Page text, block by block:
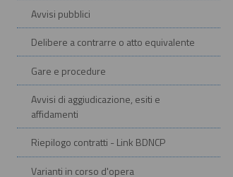
Avvisi pubblici
Delibere a contrarre o atto equivalente
Gare e procedure
Avvisi di aggiudicazione, esiti e
affidamenti
Riepilogo contratti - Link BDNCP
Varianti in corso d'opera